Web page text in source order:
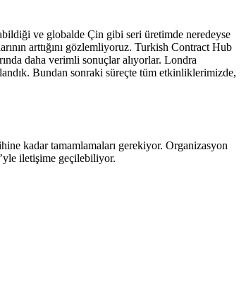
ve globalde Çin gibi seri üretimde neredeyse
arttığını gözlemliyoruz. Turkish Contract Hub
daha verimli sonuçlar alıyorlar. Londra
Bundan sonraki süreçte tüm etkinliklerimizde,
kadar tamamlamaları gerekiyor. Organizasyon
iletişime geçilebiliyor.